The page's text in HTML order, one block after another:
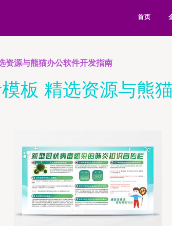
首页
资源与熊猫办公软件开发指南
板 精选资源与熊